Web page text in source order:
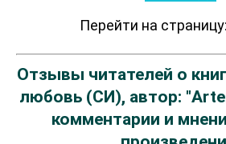
Перейти на страницу:
Отзывы читателей о
любовь (СИ), автор:
комментарии и